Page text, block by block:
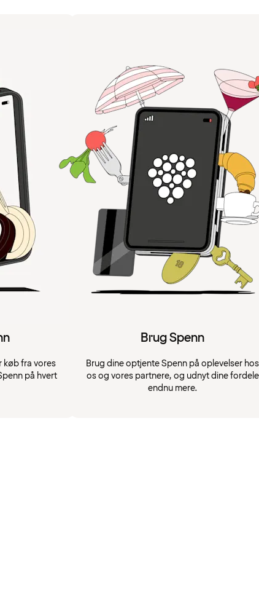
køb fra vores
på hvert
Brug Spenn
Brug dine optjente Spenn på oplevelser hos
os og vores partnere, og udnyt dine fordele
endnu mere.